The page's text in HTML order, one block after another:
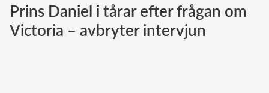
Norska kungahuset
Danska kungahuset
Prins Daniel i tårar efter frågan om
Victoria – avbryter intervjun